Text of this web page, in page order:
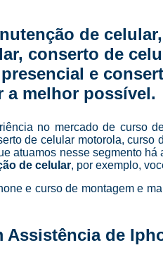
Curso de
Curso
Curso
Curso de
Curso de
de
conserto de
e
a melhor possível.
no mercado de curso
de celular motorola, curso
atuamos nesse segmento há
de celular, por exemplo,
e curso de montagem e
Assistência de